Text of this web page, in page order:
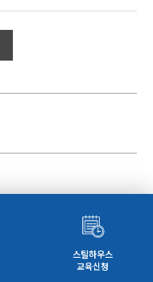
스틸하우스
교육신청